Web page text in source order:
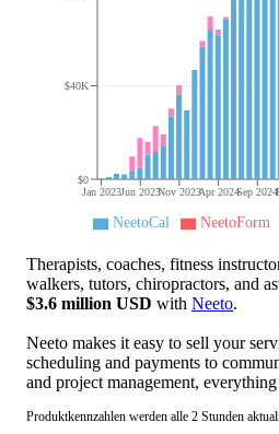
Jan 2023Jun 2023Nov 2023Apr 2024Sep 2024
$0
$40K
NeetoCal NeetoForm
Therapists, coaches, fitness
walkers, tutors, chiropractors, and
$3.6 million USD with Neeto.
Neeto makes it easy to sell your
scheduling and payments to
and project management,
Produktkennzahlen werden alle 2 Stunden